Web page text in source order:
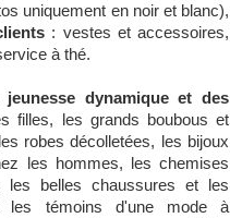
uniquement en noir et blanc),
: vestes et accessoires,
à thé.
jeunesse dynamique et des
filles, les grands boubous et
robes décolletées, les bijoux
les hommes, les chemises
les belles chaussures et les
les témoins d'une mode à